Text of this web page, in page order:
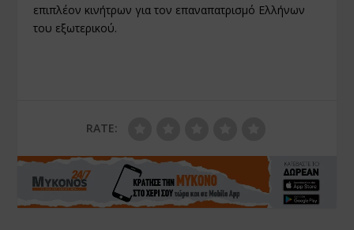
επιπλέον κινήτρων για τον επαναπατρισμό Ελλήνων
του εξωτερικού.
RATE: